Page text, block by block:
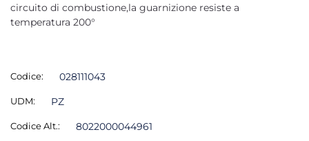
circuito di combustione,la guarnizione resiste a
temperatura 200°
Codice: 028111043
UDM: PZ
Codice Alt.: 8022000044961